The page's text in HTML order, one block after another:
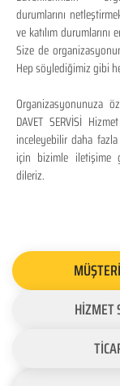
durumlarını
ve katılım durumlarını
Size de
Hep söylediğimiz gibi
Organizasyonunuza
DAVET SERVİSİ
inceleyebilir daha
için bizimle iletişime
dileriz.
HİZMET